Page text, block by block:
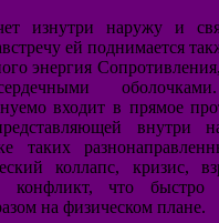
изнутри наружу и
ей поднимается
энергия
входит в прямое
внутри
коллапс, кризис,
конфликт, что быстро
на физическом плане.